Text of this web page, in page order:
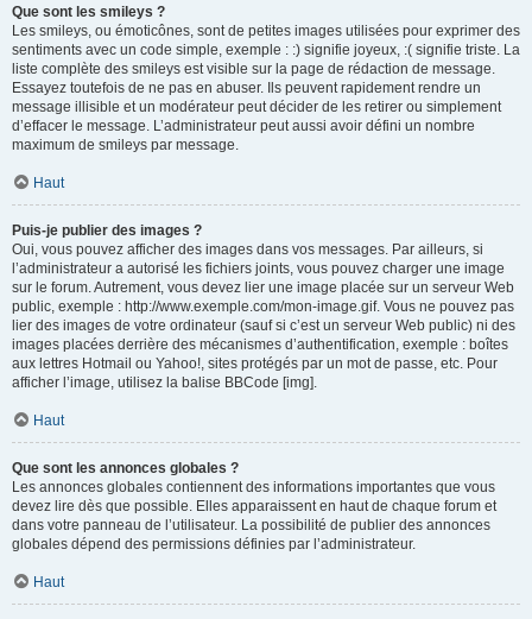
Que sont les smileys ?
Les smileys, ou émoticônes, sont de petites images utilisées pour exprimer des
sentiments avec un code simple, exemple : :) signifie joyeux, :( signifie triste. La
liste complète des smileys est visible sur la page de rédaction de message.
Essayez toutefois de ne pas en abuser. Ils peuvent rapidement rendre un
message illisible et un modérateur peut décider de les retirer ou simplement
d’effacer le message. L’administrateur peut aussi avoir défini un nombre
maximum de smileys par message.
Haut
Puis-je publier des images ?
Oui, vous pouvez afficher des images dans vos messages. Par ailleurs, si
l’administrateur a autorisé les fichiers joints, vous pouvez charger une image
sur le forum. Autrement, vous devez lier une image placée sur un serveur Web
public, exemple : http://www.exemple.com/mon-image.gif. Vous ne pouvez pas
lier des images de votre ordinateur (sauf si c’est un serveur Web public) ni des
images placées derrière des mécanismes d’authentification, exemple : boîtes
aux lettres Hotmail ou Yahoo!, sites protégés par un mot de passe, etc. Pour
afficher l’image, utilisez la balise BBCode [img].
Haut
Que sont les annonces globales ?
Les annonces globales contiennent des informations importantes que vous
devez lire dès que possible. Elles apparaissent en haut de chaque forum et
dans votre panneau de l’utilisateur. La possibilité de publier des annonces
globales dépend des permissions définies par l’administrateur.
Haut